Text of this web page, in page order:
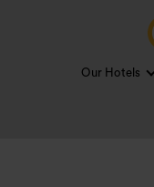
Our Hotels